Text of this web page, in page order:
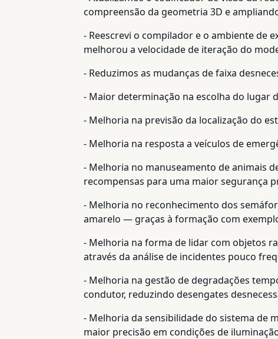
compreensão da geometria 3D e
- Reescrevi o compilador e o ambiente de
melhorou a velocidade de iteração do
- Reduzimos as mudanças de faixa
- Maior determinação na escolha do lugar
- Melhoria na previsão da localização do
- Melhoria na resposta a veículos de
- Melhoria no manuseamento de animais
recompensas para uma maior segurança
- Melhoria no reconhecimento dos
amarelo — graças à formação com
- Melhoria na forma de lidar com objetos
através da análise de incidentes pouco
- Melhoria na gestão de degradações
condutor, reduzindo desengates
- Melhoria da sensibilidade do sistema de
maior precisão em condições de